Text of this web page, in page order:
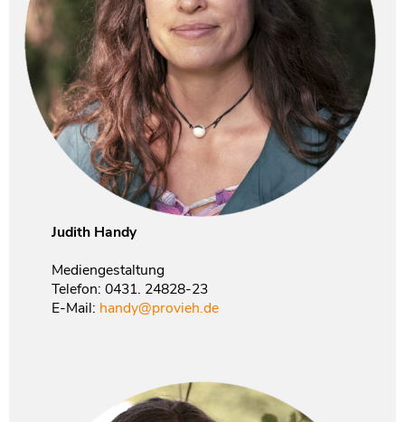
Judith Handy
Mediengestaltung
Telefon: 0431. 24828-23
E-Mail: handy@provieh.de